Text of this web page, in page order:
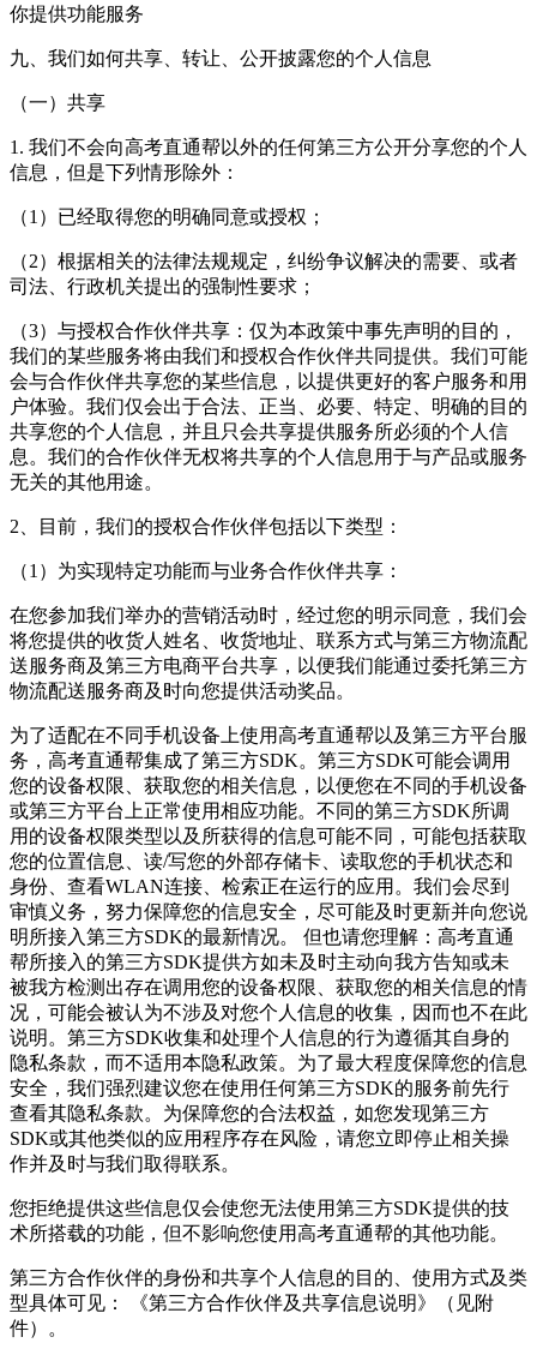
你提供功能服务
九、我们如何共享、转让、公开披露您的个人信息
（一）共享
1. 我们不会向高考直通帮以外的任何第三方公开分享您的个人
信息，但是下列情形除外：
（1）已经取得您的明确同意或授权；
（2）根据相关的法律法规规定，纠纷争议解决的需要、或者
司法、行政机关提出的强制性要求；
（3）与授权合作伙伴共享：仅为本政策中事先声明的目的，
我们的某些服务将由我们和授权合作伙伴共同提供。我们可能
会与合作伙伴共享您的某些信息，以提供更好的客户服务和用
户体验。我们仅会出于合法、正当、必要、特定、明确的目的
共享您的个人信息，并且只会共享提供服务所必须的个人信
息。我们的合作伙伴无权将共享的个人信息用于与产品或服务
无关的其他用途。
2、目前，我们的授权合作伙伴包括以下类型：
（1）为实现特定功能而与业务合作伙伴共享：
在您参加我们举办的营销活动时，经过您的明示同意，我们会
将您提供的收货人姓名、收货地址、联系方式与第三方物流配
送服务商及第三方电商平台共享，以便我们能通过委托第三方
物流配送服务商及时向您提供活动奖品。
为了适配在不同手机设备上使用高考直通帮以及第三方平台服
务，高考直通帮集成了第三方SDK。第三方SDK可能会调用
您的设备权限、获取您的相关信息，以便您在不同的手机设备
或第三方平台上正常使用相应功能。不同的第三方SDK所调
用的设备权限类型以及所获得的信息可能不同，可能包括获取
您的位置信息、读/写您的外部存储卡、读取您的手机状态和
身份、查看WLAN连接、检索正在运行的应用。我们会尽到
审慎义务，努力保障您的信息安全，尽可能及时更新并向您说
明所接入第三方SDK的最新情况。 但也请您理解：高考直通
帮所接入的第三方SDK提供方如未及时主动向我方告知或未
被我方检测出存在调用您的设备权限、获取您的相关信息的情
况，可能会被认为不涉及对您个人信息的收集，因而也不在此
说明。第三方SDK收集和处理个人信息的行为遵循其自身的
隐私条款，而不适用本隐私政策。为了最大程度保障您的信息
安全，我们强烈建议您在使用任何第三方SDK的服务前先行
查看其隐私条款。为保障您的合法权益，如您发现第三方
SDK或其他类似的应用程序存在风险，请您立即停止相关操
作并及时与我们取得联系。
您拒绝提供这些信息仅会使您无法使用第三方SDK提供的技
术所搭载的功能，但不影响您使用高考直通帮的其他功能。
第三方合作伙伴的身份和共享个人信息的目的、使用方式及类
型具体可见： 《第三方合作伙伴及共享信息说明》（见附
件）。